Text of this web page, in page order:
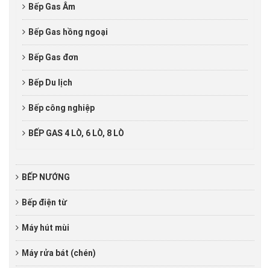
Bếp Gas Âm
Bếp Gas hồng ngoại
Bếp Gas đơn
Bếp Du lịch
Bếp công nghiệp
BẾP GAS 4 LÒ, 6 LÒ, 8 LÒ
BẾP NƯỚNG
Bếp điện từ
Máy hút mùi
Máy rửa bát (chén)